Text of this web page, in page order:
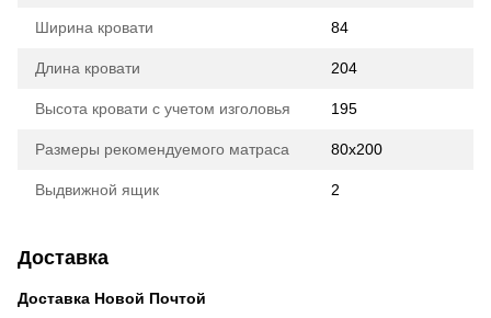
Ширина кровати 84
Длина кровати 204
Высота кровати с учетом изголовья 195
Размеры рекомендуемого матраса 80х200
Выдвижной ящик 2
Доставка
Доставка Новой Почтой